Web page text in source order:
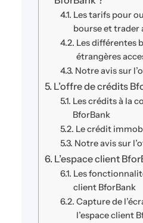
Les tarifs pour
bourse et trader
Les différentes
étrangères
Notre avis sur
L’offre de crédits
Les crédits à la
BforBank
Le crédit
Notre avis sur
L’espace client
Les
client BforBank
Capture de
l’espace client